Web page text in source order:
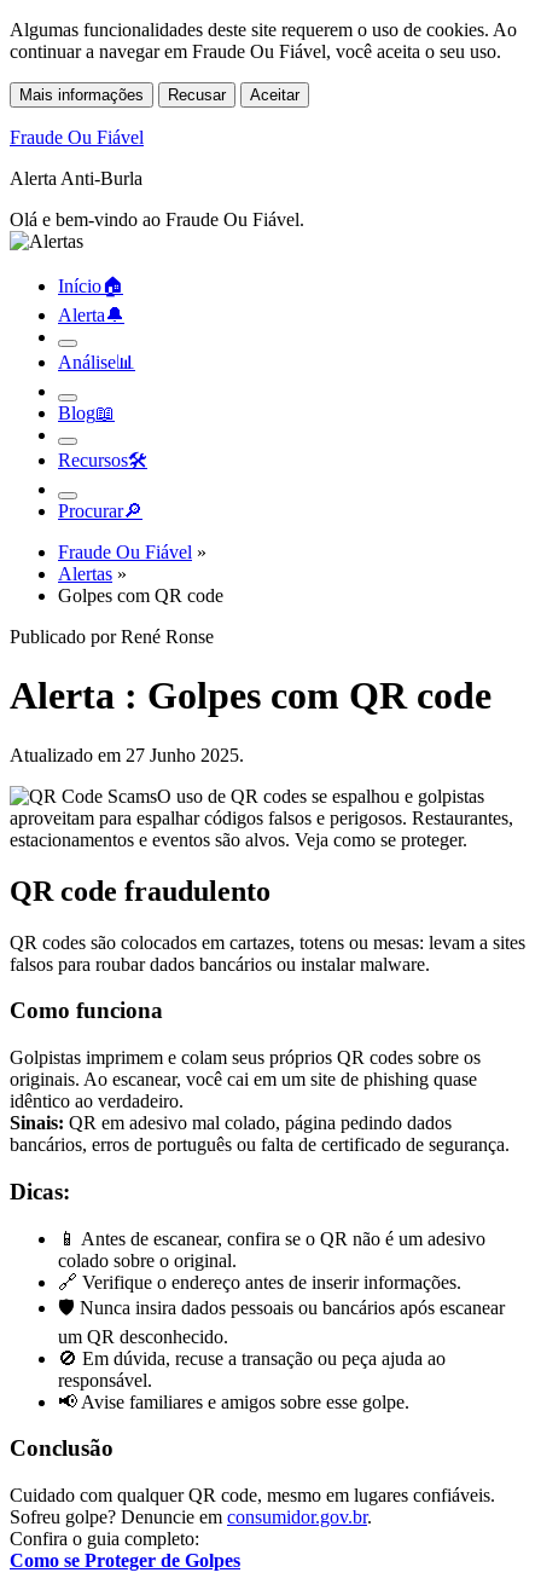
Algumas funcionalidades deste site requerem o uso de cookies. Ao
continuar a navegar em Fraude Ou Fiável, você aceita o seu uso.
Mais informações Recusar Aceitar
Fraude Ou Fiável
Alerta Anti-Burla
Olá e bem-vindo ao Fraude Ou Fiável.
Início🏠︎
Alerta🔔︎
Análise📊︎
Blog📖︎
Recursos🛠︎
Procurar🔎︎
Fraude Ou Fiável »
Alertas »
Golpes com QR code
Publicado por René Ronse
Alerta : Golpes com QR code
Atualizado em 27 Junho 2025.
O uso de QR codes se espalhou e golpistas
aproveitam para espalhar códigos falsos e perigosos. Restaurantes,
estacionamentos e eventos são alvos. Veja como se proteger.
QR code fraudulento
QR codes são colocados em cartazes, totens ou mesas: levam a sites
falsos para roubar dados bancários ou instalar malware.
Como funciona
Golpistas imprimem e colam seus próprios QR codes sobre os
originais. Ao escanear, você cai em um site de phishing quase
idêntico ao verdadeiro.
Sinais: QR em adesivo mal colado, página pedindo dados
bancários, erros de português ou falta de certificado de segurança.
Dicas:
📱 Antes de escanear, confira se o QR não é um adesivo
colado sobre o original.
🔗 Verifique o endereço antes de inserir informações.
🛡️ Nunca insira dados pessoais ou bancários após escanear
um QR desconhecido.
🚫 Em dúvida, recuse a transação ou peça ajuda ao
responsável.
📢 Avise familiares e amigos sobre esse golpe.
Conclusão
Cuidado com qualquer QR code, mesmo em lugares confiáveis.
Sofreu golpe? Denuncie em consumidor.gov.br.
Confira o guia completo:
Como se Proteger de Golpes